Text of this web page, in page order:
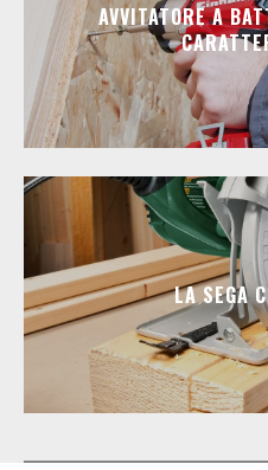
AVVITATORE A
LA SEGA